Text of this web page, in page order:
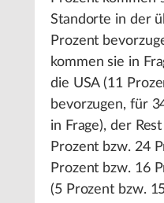
Standorte in der
Prozent
kommen sie in
die USA (11
bevorzugen, für
in Frage), der
Prozent bzw. 24
Prozent bzw. 16
(5 Prozent bzw.